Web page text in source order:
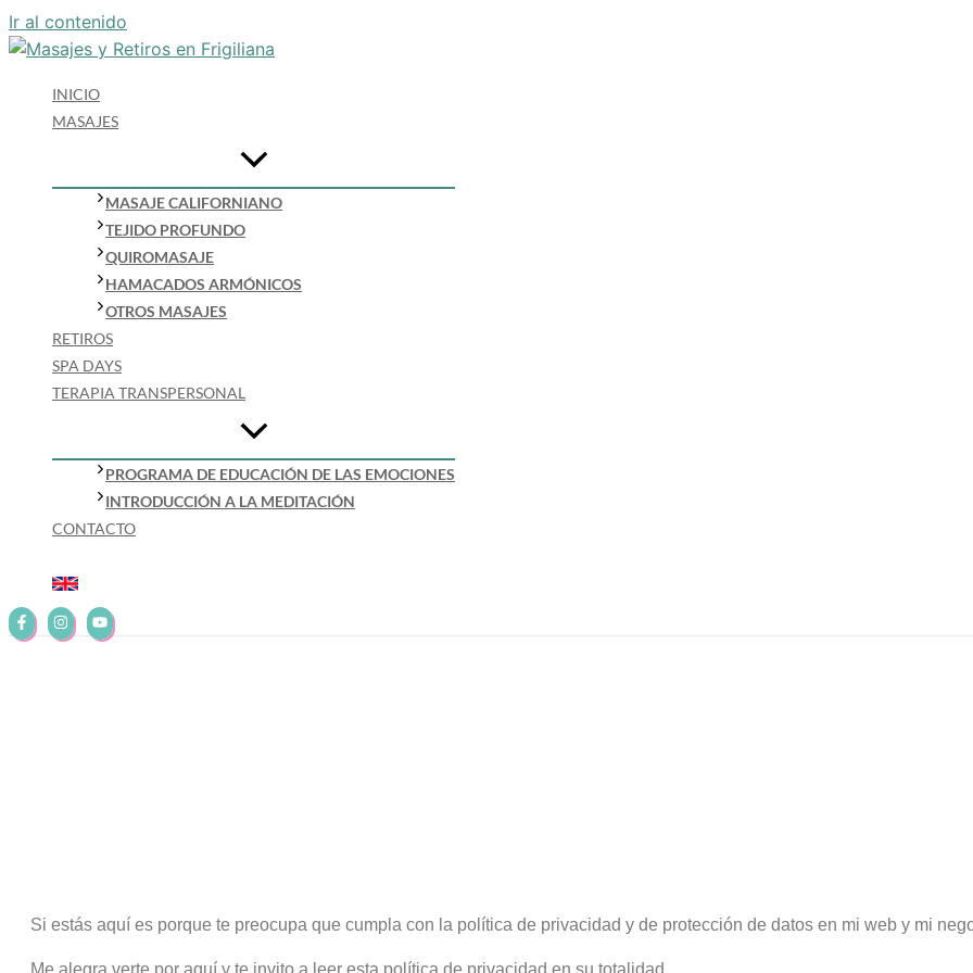
Ir al contenido
INICIO
MASAJES
MASAJE CALIFORNIANO
TEJIDO PROFUNDO
QUIROMASAJE
HAMACADOS ARMÓNICOS
OTROS MASAJES
RETIROS
SPA DAYS
TERAPIA TRANSPERSONAL
PROGRAMA DE EDUCACIÓN DE LAS EMOCIONES
INTRODUCCIÓN A LA MEDITACIÓN
CONTACTO
Si estás aquí es porque te preocupa que cumpla con la política de privacidad y de protección de datos en mi web y mi
Me alegra verte por aquí y te invito a leer esta política de privacidad en su totalidad.